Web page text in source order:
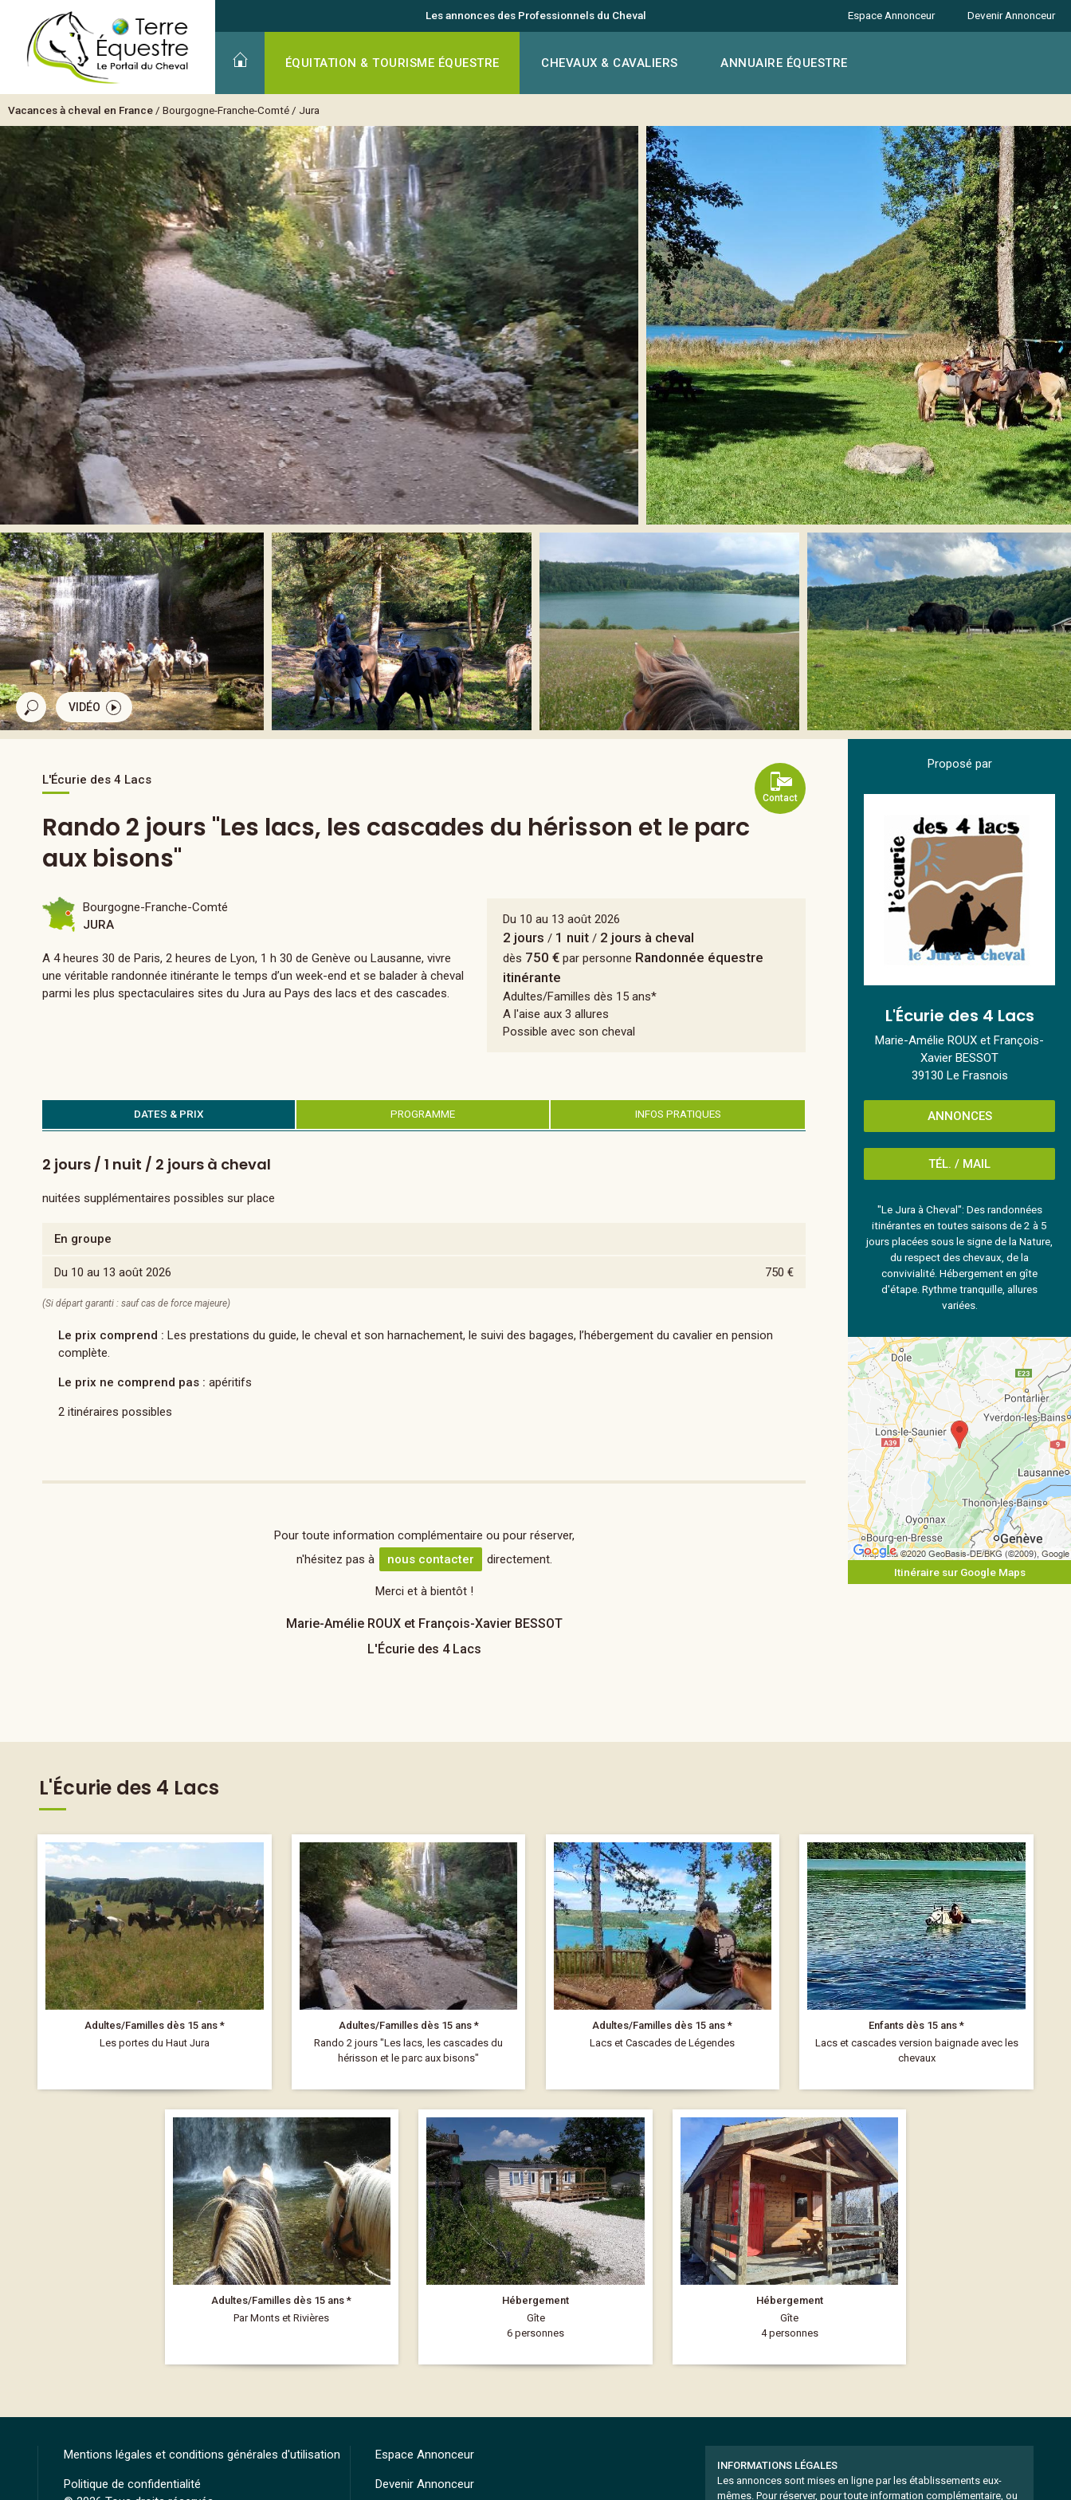
Les annonces des Professionnels du Cheval
ÉQUITATION & TOURISME ÉQUESTRE CHEVAUX & CAVALIERS ANNUAIRE ÉQUESTRE
Espace Annonceur Devenir Annonceur
Vacances à cheval en France / Bourgogne-Franche-Comté / Jura
VIDÉO
Contact
L'Écurie des 4 Lacs
Rando 2 jours "Les lacs, les cascades du hérisson et le parc
aux bisons"
Du 10 au 13 août 2026
2 jours / 1 nuit/ 2 jours à cheval
dès 750 €par personne Randonnée équestre
itinérante
Adultes/Familles dès 15 ans*
A l'aise aux 3 allures
Possible avec son cheval
Bourgogne-Franche-Comté
JURA
A 4 heures 30 de Paris, 2 heures de Lyon, 1 h 30 de Genève ou Lausanne, vivre
une véritable randonnée itinérante le temps d’un week-end et se balader à cheval
parmi les plus spectaculaires sites du Jura au Pays des lacs et des cascades.
DATES & PRIX PROGRAMME INFOS PRATIQUES
2 jours / 1 nuit / 2 jours à cheval
nuitées supplémentaires possibles sur place
En groupe
Du 10 au 13 août 2026 750 €
(Si départ garanti : sauf cas de force majeure)
Le prix comprend : Les prestations du guide, le cheval et son harnachement, le suivi des bagages, l’hébergement du cavalier en pension
complète.
Le prix ne comprend pas : apéritifs
2 itinéraires possibles
Pour toute information complémentaire ou pour réserver,
n'hésitez pas à
nous contacter directement.
Merci et à bientôt !
Marie-Amélie ROUX et François-Xavier BESSOT
L'Écurie des 4 Lacs
Proposé par
L'Écurie des 4 Lacs
Marie-Amélie ROUX et François-
Xavier BESSOT
39130 Le Frasnois
ANNONCES
TÉL. / MAIL
"Le Jura à Cheval": Des randonnées
itinérantes en toutes saisons de 2 à 5
jours placées sous le signe de la Nature,
du respect des chevaux, de la
convivialité. Hébergement en gîte
d'étape. Rythme tranquille, allures
variées.
Itinéraire sur Google Maps
L'Écurie des 4 Lacs
Adultes/Familles dès 15 ans *
Les portes du Haut Jura
Adultes/Familles dès 15 ans *
Rando 2 jours "Les lacs, les cascades du
hérisson et le parc aux bisons"
Adultes/Familles dès 15 ans *
Lacs et Cascades de Légendes
Enfants dès 15 ans *
Lacs et cascades version baignade avec les
chevaux
Adultes/Familles dès 15 ans *
Par Monts et Rivières
Hébergement
Gîte
6 personnes
Hébergement
Gîte
4 personnes
INFORMATIONS LÉGALES
Les annonces sont mises en ligne par les établissements eux-
mêmes. Pour réserver, pour toute information complémentaire, ou
Mentions légales et conditions générales d'utilisation
Politique de confidentialité
Espace Annonceur
Devenir Annonceur